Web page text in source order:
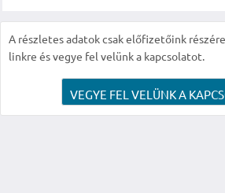
A részletes adatok csak előfizetőink
linkre és vegye fel velünk a kapcsolatot.
VEGYE FEL VELÜNK A